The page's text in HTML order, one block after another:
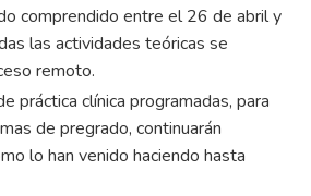
comprendido entre el 26 de abril y
las actividades teóricas se
remoto.
práctica clínica programadas, para
de pregrado, continuarán
lo han venido haciendo hasta